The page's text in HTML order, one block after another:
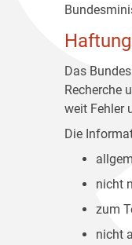
Das
Recherche
weit Fehler
Die
nicht
zum
nicht